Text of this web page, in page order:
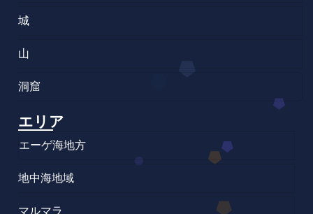
城
山
洞窟
エリア
エーゲ海地方
地中海地域
マルマラ